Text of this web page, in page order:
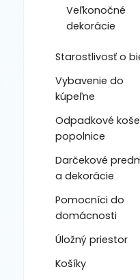
Veľkonočné
dekorácie
Starostlivosť o
Vybavenie do
kúpeľne
Odpadkové
popolnice
Darčekové
a dekorácie
Pomocníci do
domácnosti
Úložný priestor
Košíky